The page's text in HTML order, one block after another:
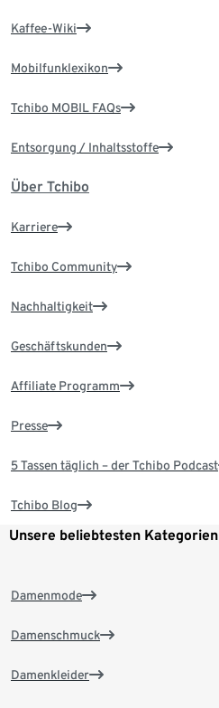
Kaffee-Wiki
Mobilfunklexikon
Tchibo MOBIL FAQs
Entsorgung / Inhaltsstoffe
Über Tchibo
Karriere
Tchibo Community
Nachhaltigkeit
Geschäftskunden
Affiliate Programm
Presse
5 Tassen täglich – der Tchibo Podcast
Tchibo Blog
Unsere beliebtesten Kategorien
Damenmode
Damenschmuck
Damenkleider